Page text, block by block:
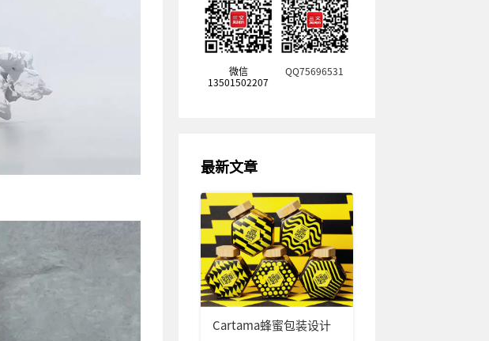
微信
13501502207
QQ75696531
最新文章
Cartama蜂蜜包装设计